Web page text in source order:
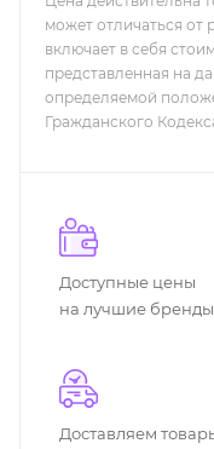
может отличаться от
включает в себя
представленная на
определяемой
Гражданского
Доступные цены
на лучшие бренды
Доставляем